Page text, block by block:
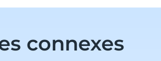
connexes